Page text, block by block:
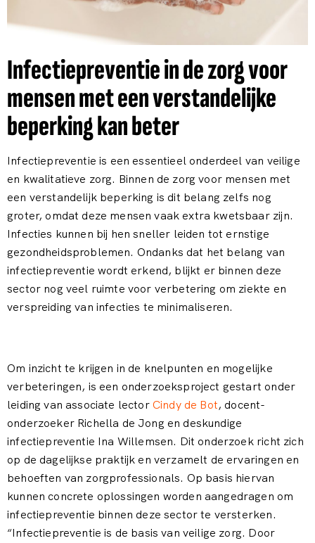
Infectiepreventie in de zorg voor
mensen met een verstandelijke
beperking kan beter
Infectiepreventie is een essentieel onderdeel van veilige
en kwalitatieve zorg. Binnen de zorg voor mensen met
een verstandelijk beperking is dit belang zelfs nog
groter, omdat deze mensen vaak extra kwetsbaar zijn.
Infecties kunnen bij hen sneller leiden tot ernstige
gezondheidsproblemen. Ondanks dat het belang van
infectiepreventie wordt erkend, blijkt er binnen deze
sector nog veel ruimte voor verbetering om ziekte en
verspreiding van infecties te minimaliseren.
Om inzicht te krijgen in de knelpunten en mogelijke
verbeteringen, is een onderzoeksproject gestart onder
leiding van associate lectorCindy de Bot, docent-
onderzoeker Richella de Jong en deskundige
infectiepreventie Ina Willemsen. Dit onderzoek richt zich
op de dagelijkse praktijk en verzamelt de ervaringen en
behoeften van zorgprofessionals. Op basis hiervan
kunnen concrete oplossingen worden aangedragen om
infectiepreventie binnen deze sector te versterken.
“Infectiepreventie is de basis van veilige zorg. Door